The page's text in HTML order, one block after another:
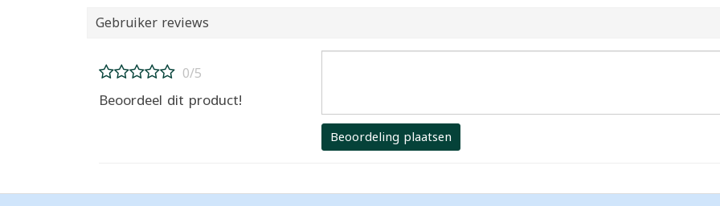
Gebruiker reviews
0/5
Beoordeel dit product!
Beoordeling plaatsen